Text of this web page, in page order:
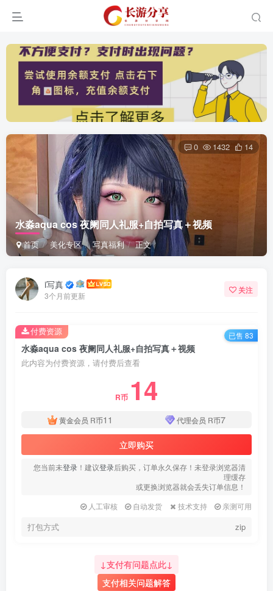
水淼aqua cos 夜阑同人礼服+自拍写真＋视频
首页 美化专区 写真福利 正文
0 1432 14
i写真
3个月前更新
关注
水淼aqua cos 夜阑同人礼服+自拍写真＋视频
此内容为付费资源，请付费后查看
R币 14
黄金会员 R币11 代理会员 R币7
立即购买
您当前未登录 ！建议登录后购买，订单永久保存！未登录浏览器清
理缓存
或更换浏览器就会丢失订单信息！
人工审核
自动发货 技术支持 亲测可用
打包方式 zip
付费资源 已售 83
↓支付有问题点此↓
支付相关问题解答